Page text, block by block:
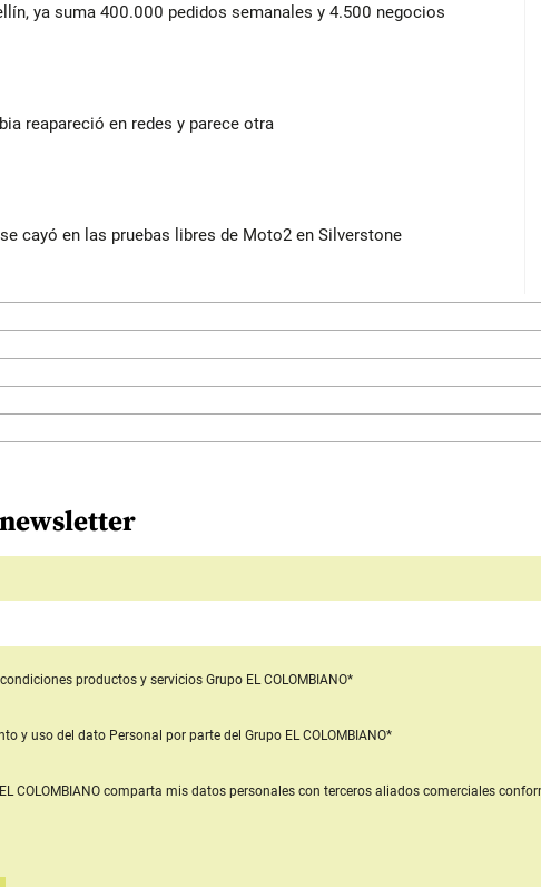
ya suma 400.000 pedidos semanales y 4.500 negocios
reapareció en redes y parece otra
cayó en las pruebas libres de Moto2 en Silverstone
productos y servicios Grupo EL COLOMBIANO*
y uso del dato Personal por parte del Grupo EL COLOMBIANO*
COLOMBIANO comparta mis datos personales con terceros aliados comerciales